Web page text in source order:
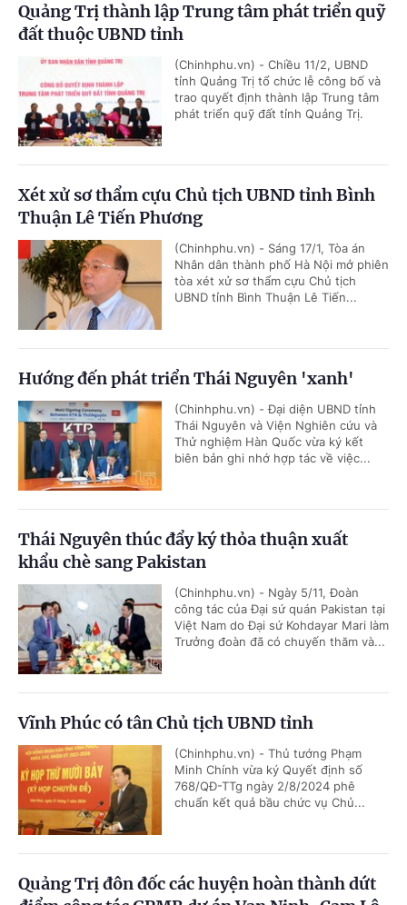
Quảng Trị thành lập Trung tâm phát triển quỹ
đất thuộc UBND tỉnh
(Chinhphu.vn) - Chiều 11/2, UBND
tỉnh Quảng Trị tổ chức lễ công bố và
trao quyết định thành lập Trung tâm
phát triển quỹ đất tỉnh Quảng Trị.
Xét xử sơ thẩm cựu Chủ tịch UBND tỉnh Bình
Thuận Lê Tiến Phương
(Chinhphu.vn) - Sáng 17/1, Tòa án
Nhân dân thành phố Hà Nội mở phiên
tòa xét xử sơ thẩm cựu Chủ tịch
UBND tỉnh Bình Thuận Lê Tiến...
Hướng đến phát triển Thái Nguyên 'xanh'
(Chinhphu.vn) - Đại diện UBND tỉnh
Thái Nguyên và Viện Nghiên cứu và
Thử nghiệm Hàn Quốc vừa ký kết
biên bản ghi nhớ hợp tác về việc...
Thái Nguyên thúc đẩy ký thỏa thuận xuất
khẩu chè sang Pakistan
(Chinhphu.vn) - Ngày 5/11, Đoàn
công tác của Đại sứ quán Pakistan tại
Việt Nam do Đại sứ Kohdayar Mari làm
Trưởng đoàn đã có chuyến thăm và...
Vĩnh Phúc có tân Chủ tịch UBND tỉnh
(Chinhphu.vn) - Thủ tướng Phạm
Minh Chính vừa ký Quyết định số
768/QĐ-TTg ngày 2/8/2024 phê
chuẩn kết quả bầu chức vụ Chủ...
Quảng Trị đôn đốc các huyện hoàn thành dứt